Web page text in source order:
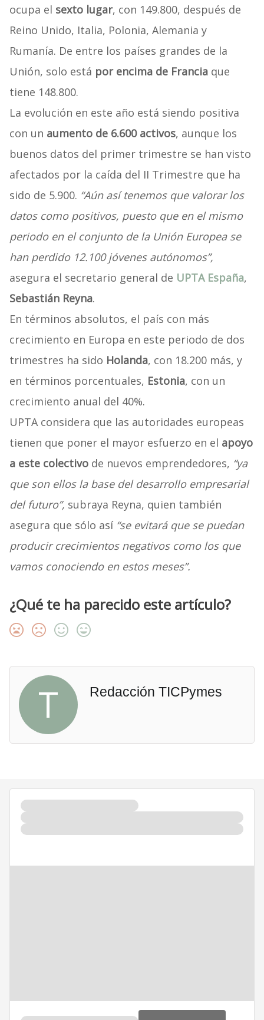
ocupa el sexto lugar, con 149.800, después de
Reino Unido, Italia, Polonia, Alemania y
Rumanía. De entre los países grandes de la
Unión, solo está por encima de Franciaque
tiene 148.800.
La evolución en este año está siendo positiva
con un aumento de 6.600 activos, aunque los
buenos datos del primer trimestre se han visto
afectados por la caída del II Trimestre que ha
sido de 5.900. “Aún así tenemos que valorar los
datos como positivos, puesto que en el mismo
periodo en el conjunto de la Unión Europea se
han perdido 12.100 jóvenes autónomos”,
asegura el secretario general de UPTA España,
Sebastián Reyna.
En términos absolutos, el país con más
crecimiento en Europa en este periodo de dos
trimestres ha sido Holanda, con 18.200 más, y
en términos porcentuales, Estonia, con un
crecimiento anual del 40%.
UPTA considera que las autoridades europeas
tienen que poner el mayor esfuerzo en el apoyo
a este colectivode nuevos emprendedores, “ya
que son ellos la base del desarrollo empresarial
del futuro”, subraya Reyna, quien también
asegura que sólo así “se evitará que se puedan
producir crecimientos negativos como los que
vamos conociendo en estos meses”.
¿Qué te ha parecido este artículo?
T Redacción TICPymes